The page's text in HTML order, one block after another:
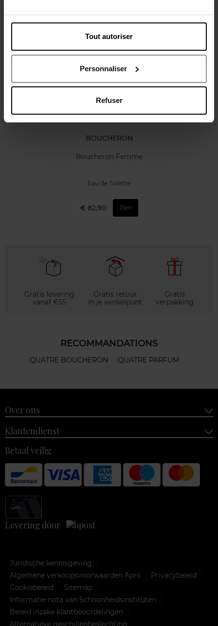
Tout autoriser
Personnaliser
Refuser
Review Beleid inzake klantbeoordelingen
Web Exclusief
BOUCHERON
Boucheron Femme
Eau de Toilette
€ 82,90 Zien
Gratis levering
vanaf €55
Gratis retour
in je winkelpunt
Gratis
verpakking
RECOMMANDATIONS
QUATRE BOUCHERON QUATRE PARFUM
Over ons
Klantendienst
Betaal veilig
Levering door
Juridische kennisgeving
Algemene verkoopsvoorwaarden April
Privacybeleid
Cookiebeleid
Sitemap
Informatie nota van Schoonheidsinstituten
Beleid inzake klantbeoordelingen
Alternatieve geschillenbeslechting